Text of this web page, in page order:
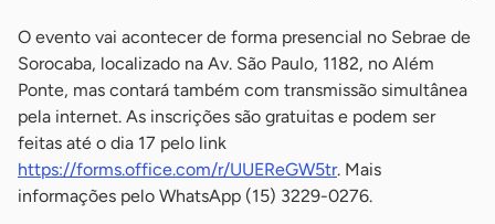
O evento vai acontecer de forma presencial no Sebrae de
Sorocaba, localizado na Av. São Paulo, 1182, no Além
Ponte, mas contará também com transmissão simultânea
pela internet. As inscrições são gratuitas e podem ser
feitas até o dia 17 pelo link
https://forms.office.com/r/UUEReGW5tr. Mais
informações pelo WhatsApp (15) 3229-0276.